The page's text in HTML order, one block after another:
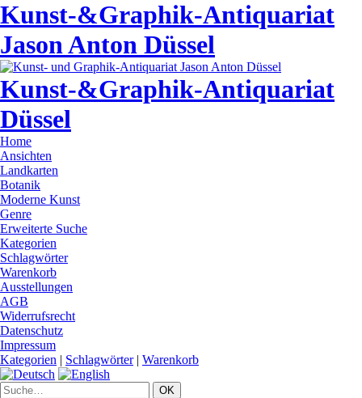
Kunst-&Graphik-Antiquariat
Jason Anton Düssel
Kunst-&Graphik-Antiquariat
Düssel
Home
Ansichten
Landkarten
Botanik
Moderne Kunst
Genre
Erweiterte Suche
Kategorien
Schlagwörter
Warenkorb
Ausstellungen
AGB
Widerrufsrecht
Datenschutz
Impressum
Kategorien | Schlagwörter| Warenkorb